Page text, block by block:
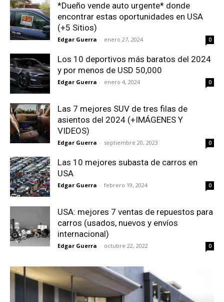
*Dueño vende auto urgente* donde
encontrar estas oportunidades en USA
(+5 Sitios)
Edgar Guerra - enero 27, 2024 0
Los 10 deportivos más baratos del 2024
y por menos de USD 50,000
Edgar Guerra - enero 4, 2024 0
Las 7 mejores SUV de tres filas de
asientos del 2024 (+IMÁGENES Y
VIDEOS)
Edgar Guerra - septiembre 20, 2023 0
Las 10 mejores subasta de carros en
USA
Edgar Guerra - febrero 19, 2024 0
USA: mejores 7 ventas de repuestos para
carros (usados, nuevos y envíos
internacional)
Edgar Guerra - octubre 22, 2022 0